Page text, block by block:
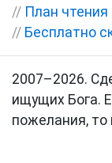
// План
// Бесплатно
2007–2026.
ищущих Бога.
пожелания,